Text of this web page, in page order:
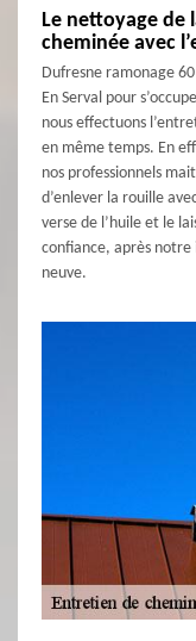
Le nettoyage de
cheminée avec
Dufresne ramonage
En Serval pour
nous effectuons
en même temps. En
nos professionnels
d’enlever la rouille
verse de l’huile et le
confiance, après
neuve.